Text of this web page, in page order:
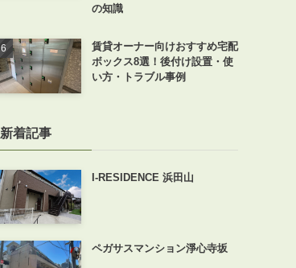
の知識
賃貸オーナー向けおすすめ宅配
ボックス8選！後付け設置・使
い方・トラブル事例
新着記事
I-RESIDENCE 浜田山
ペガサスマンション淨心寺坂